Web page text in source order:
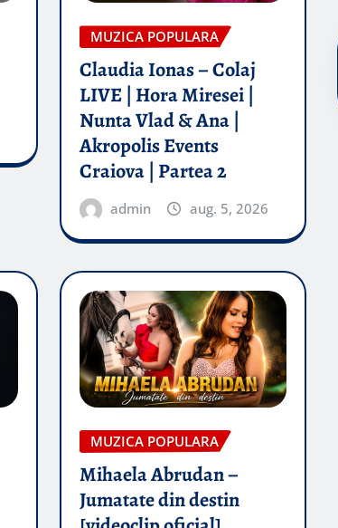
MUZICA POPULARA
Claudia Ionas – Colaj
LIVE | Hora Miresei |
Nunta Vlad & Ana |
Akropolis Events
Craiova | Partea 2
admin aug. 5, 2026
MUZICA POPULARA
Mihaela Abrudan –
Jumatate din destin